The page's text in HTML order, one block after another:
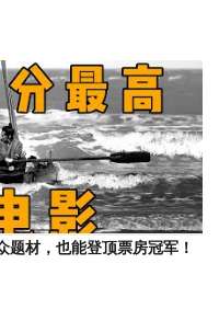
题材，也能登顶票房冠军！